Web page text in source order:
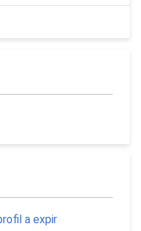
a expir